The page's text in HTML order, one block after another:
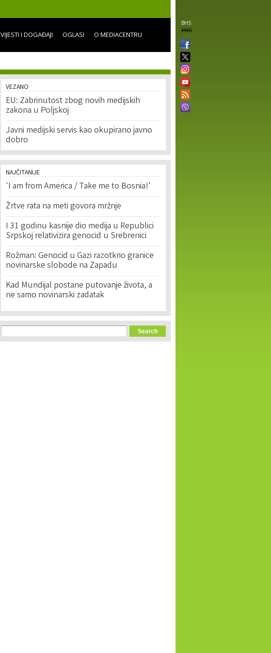
BHS
ENG
VIJESTI I DOGAĐAJI OGLASI O MEDIACENTRU
VEZANO
EU: Zabrinutost zbog novih medijskih
zakona u Poljskoj
Javni medijski servis kao okupirano javno
dobro
NAJČITANIJE
'I am from America / Take me to Bosnia!'
Žrtve rata na meti govora mržnje
I 31 godinu kasnije dio medija u Republici
Srpskoj relativizira genocid u Srebrenici
Rožman: Genocid u Gazi razotkrio granice
novinarske slobode na Zapadu
Kad Mundijal postane putovanje života, a
ne samo novinarski zadatak
Search form
Search